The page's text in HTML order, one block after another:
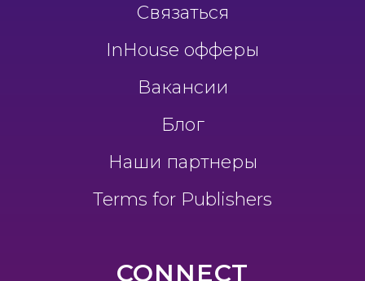
Связаться
InHouse офферы
Вакансии
Блог
Наши партнеры
Terms for Publishers
CONNECT